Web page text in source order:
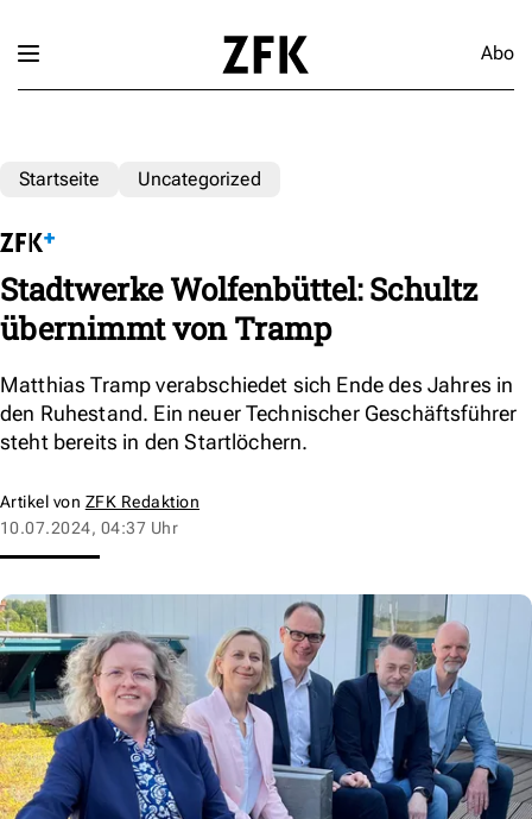
Abo
Startseite Uncategorized
Stadtwerke Wolfenbüttel: Schultz
übernimmt von Tramp
Matthias Tramp verabschiedet sich Ende des Jahres in
den Ruhestand. Ein neuer Technischer Geschäftsführer
steht bereits in den Startlöchern.
Artikel von ZFK Redaktion
10.07.2024, 04:37 Uhr